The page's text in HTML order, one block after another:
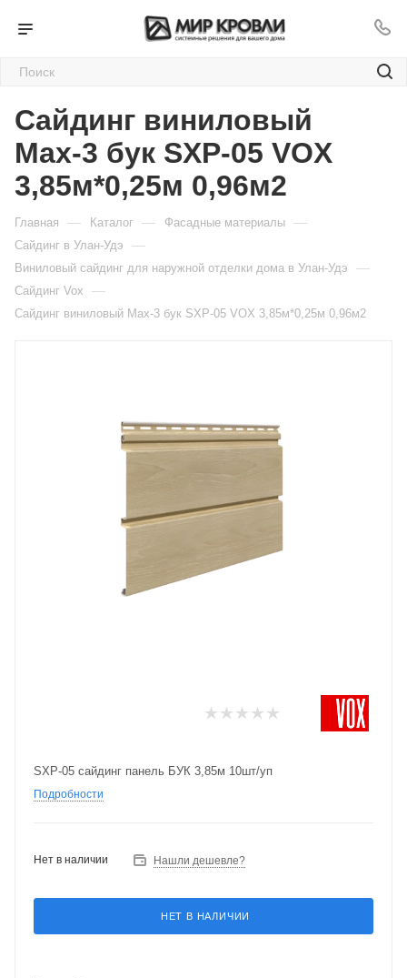
Сайдинг виниловый
Мах-3 бук SXP-05 VOX
3,85м*0,25м 0,96м2
Главная — Каталог — Фасадные материалы —
Сайдинг в Улан-Удэ —
Виниловый сайдинг для наружной отделки дома в Улан-Удэ —
Cайдинг Vox —
Сайдинг виниловый Мах-3 бук SXP-05 VOX 3,85м*0,25м 0,96м2
SXP-05 сайдинг панель БУК 3,85м 10шт/уп
Подробности
Нет в наличии Нашли дешевле?
НЕТ В НАЛИЧИИ